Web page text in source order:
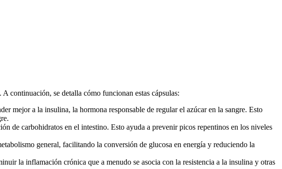
continuación, se detalla cómo funcionan estas cápsulas:
mejor a la insulina, la hormona responsable de regular el azúcar en la sangre. Esto
de carbohidratos en el intestino. Esto ayuda a prevenir picos repentinos en los niveles
general, facilitando la conversión de glucosa en energía y reduciendo la
la inflamación crónica que a menudo se asocia con la resistencia a la insulina y otras